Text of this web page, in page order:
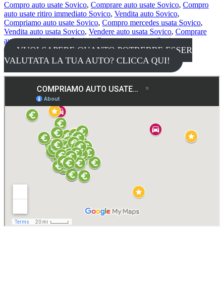
Compro auto usate Sovico, Comprare auto usate Sovico, Compro
auto usate ritiro immediato Sovico, Vendita auto Sovico,
Compriamo auto usate Sovico, Compro mercedes usata Sovico,
Vendita auto usata Sovico, Vendere auto usata Sovico, Comprare
auto usata da privato Sovico,Compra auto usate Sovico,
VUOI SAPERE QUANTO POTREBBE ESSER
VALUTATA LA TUA AUTO? CLICCA QUI!